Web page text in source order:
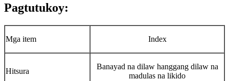
Pagtutukoy:
Mga item Index
Hitsura
Banayad na dilaw hanggang dilaw na
madulas na likido